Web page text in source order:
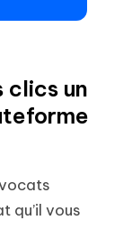
clics un
qu’il vous